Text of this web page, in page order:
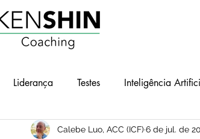
Liderança Testes Inteligência
Workshops Geek e Pop Acontece
Calebe Luo, ACC (ICF) 6 de jul. de